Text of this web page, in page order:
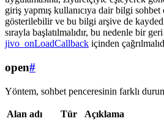
giriş yapmış kullanıcıya dair bilgi sohbet
gösterilebilir ve bu bilgi arşive de
sırayla başlatılmalıdır, bu nedenle bir
jivo_onLoadCallback içinden
open#
Yöntem, sohbet penceresinin farklı
Alan adı Tür Açıklama